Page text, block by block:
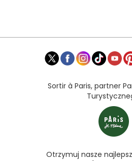
Sortir à Paris, partner
Otrzymuj nasze